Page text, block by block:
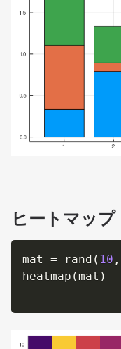
ヒートマップ
mat = rand ( 10 ,
heatmap (mat )